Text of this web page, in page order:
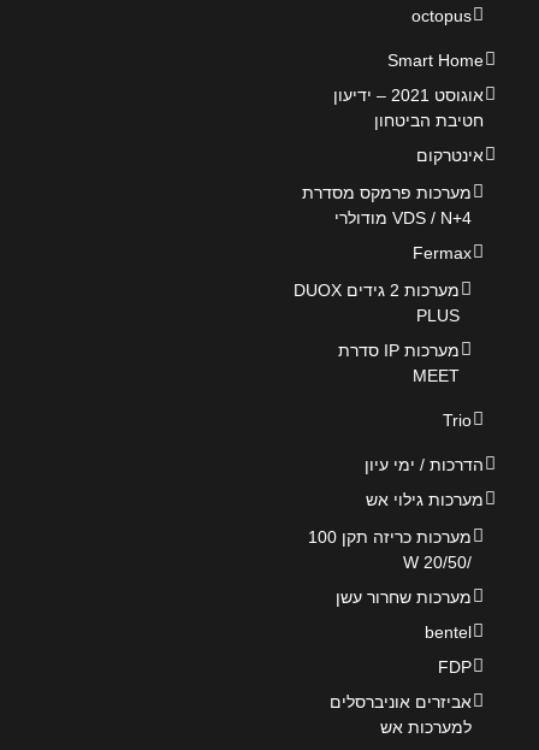
octopus
Smart Home
אוגוסט 2021 – ידיעון
חטיבת הביטחון
אינטרקום
מערכות פרמקס מסדרת
VDS / N+4 מודולרי
Fermax
מערכות 2 גידים DUOX
PLUS
מערכות IP סדרת
MEET
Trio
הדרכות / ימי עיון
מערכות גילוי אש
מערכות כריזה תקן 100
/20/50 W
מערכות שחרור עשן
bentel
FDP
אביזרים אוניברסלים
למערכות אש